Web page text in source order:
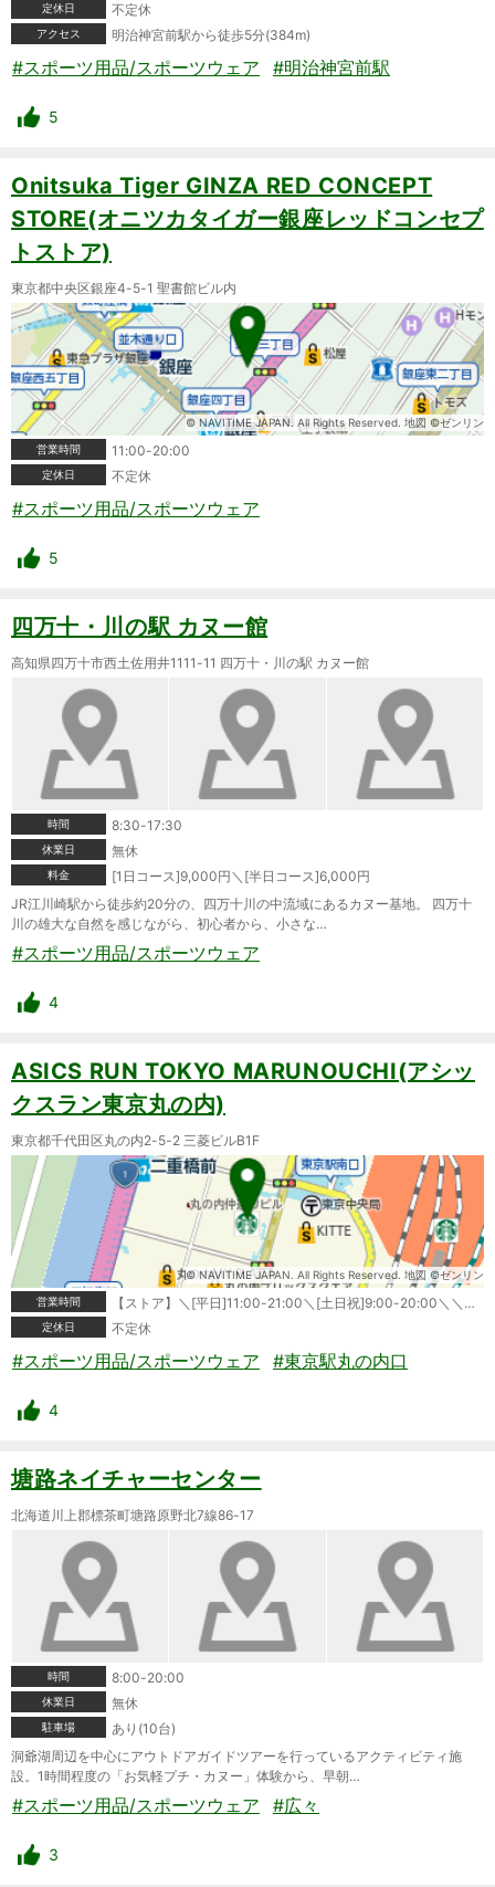
定休日 不定休
アクセス 明治神宮前駅から徒歩5分(384m)
#スポーツ用品/スポーツウェア #明治神宮前駅
5
Onitsuka Tiger GINZA RED CONCEPT
STORE(オニツカタイガー銀座レッドコンセプ
トストア)
東京都中央区銀座4-5-1 聖書館ビル内
© NAVITIME JAPAN. All Rights Reserved. 地図 ©ゼンリン
営業時間
11:00-20:00
定休日 不定休
#スポーツ用品/スポーツウェア
5
四万十・川の駅 カヌー館
高知県四万十市西土佐用井1111-11 四万十・川の駅 カヌー館
時間 8:30-17:30
休業日 無休
料金
[1日コース]9,000円＼[半日コース]6,000円
JR江川崎駅から徒歩約20分の、四万十川の中流域にあるカヌー基地。 四万十
川の雄大な自然を感じながら、初心者から、小さな…
#スポーツ用品/スポーツウェア
4
ASICS RUN TOKYO MARUNOUCHI(アシッ
クスラン東京丸の内)
東京都千代田区丸の内2-5-2 三菱ビルB1F
© NAVITIME JAPAN. All Rights Reserved. 地図 ©ゼンリン
営業時間
【ストア】＼[平日]11:00-21:00＼[土日祝]9:00-20:00＼＼【ランステーション】＼[平日]6:30-21:30(最終入店20:30)＼[土日祝]7:30-19:00(最終入店18:00)
定休日 不定休
#スポーツ用品/スポーツウェア #東京駅丸の内口
4
塘路ネイチャーセンター
北海道川上郡標茶町塘路原野北7線86-17
時間 8:00-20:00
休業日 無休
駐車場
あり(10台)
洞爺湖周辺を中心にアウトドアガイドツアーを行っているアクティビティ施
設。1時間程度の「お気軽プチ・カヌー」体験から、早朝…
#スポーツ用品/スポーツウェア #広々
3